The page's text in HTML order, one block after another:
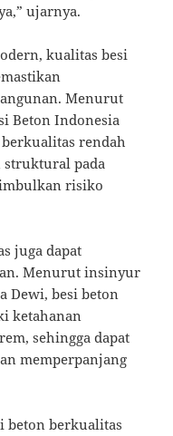
ujarnya.
kualitas besi
Menurut
Beton Indonesia
rendah
struktural pada
risiko
juga dapat
Menurut insinyur
Dewi, besi beton
ketahanan
sehingga dapat
memperpanjang
beton berkualitas